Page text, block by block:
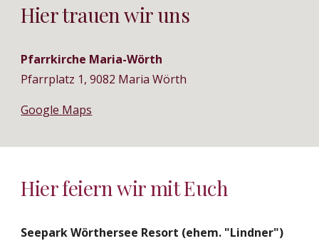
Hier trauen wir uns
Pfarrkirche Maria-Wörth
Pfarrplatz 1, 9082 Maria Wörth
Google Maps
Hier feiern wir mit Euch
Seepark Wörthersee Resort (ehem. "Lindner")